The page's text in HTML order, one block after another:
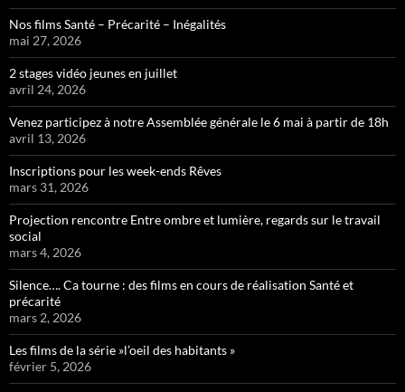
Nos films Santé – Précarité – Inégalités
mai 27, 2026
2 stages vidéo jeunes en juillet
avril 24, 2026
Venez participez à notre Assemblée générale le 6 mai à partir de 18h
avril 13, 2026
Inscriptions pour les week-ends Rêves
mars 31, 2026
Projection rencontre Entre ombre et lumière, regards sur le travail
social
mars 4, 2026
Silence…. Ca tourne : des films en cours de réalisation Santé et
précarité
mars 2, 2026
Les films de la série »l’oeil des habitants »
février 5, 2026